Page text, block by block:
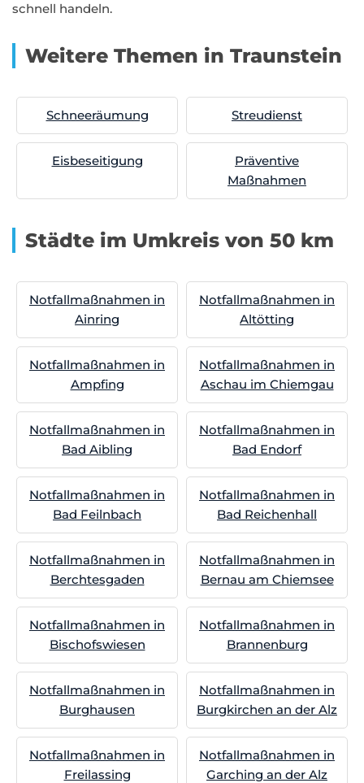
schnell handeln.
Weitere Themen in Traunstein
Schneeräumung Streudienst
Eisbeseitigung
Präventive
Maßnahmen
Städte im Umkreis von 50 km
Notfallmaßnahmen in
Ainring
Notfallmaßnahmen in
Altötting
Notfallmaßnahmen in
Ampfing
Notfallmaßnahmen in
Aschau im Chiemgau
Notfallmaßnahmen in
Bad Aibling
Notfallmaßnahmen in
Bad Endorf
Notfallmaßnahmen in
Bad Feilnbach
Notfallmaßnahmen in
Bad Reichenhall
Notfallmaßnahmen in
Berchtesgaden
Notfallmaßnahmen in
Bernau am Chiemsee
Notfallmaßnahmen in
Bischofswiesen
Notfallmaßnahmen in
Brannenburg
Notfallmaßnahmen in
Burghausen
Notfallmaßnahmen in
Burgkirchen an der Alz
Notfallmaßnahmen in
Freilassing
Notfallmaßnahmen in
Garching an der Alz